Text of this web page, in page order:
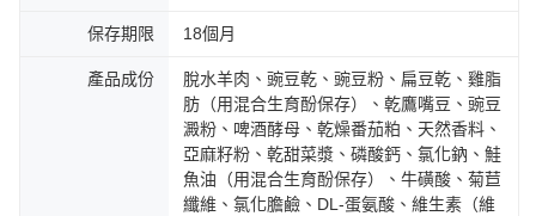
保存期限 18個月
產品成份
脫水羊肉、豌豆乾、豌豆粉、扁豆乾、雞脂
肪（用混合生育酚保存）、乾鷹嘴豆、豌豆
澱粉、啤酒酵母、乾燥番茄粕、天然香料、
亞麻籽粉、乾甜菜漿、磷酸鈣、氯化鈉、鮭
魚油（用混合生育酚保存）、牛磺酸、菊苣
纖維、氯化膽鹼、DL-蛋氨酸、維生素（維